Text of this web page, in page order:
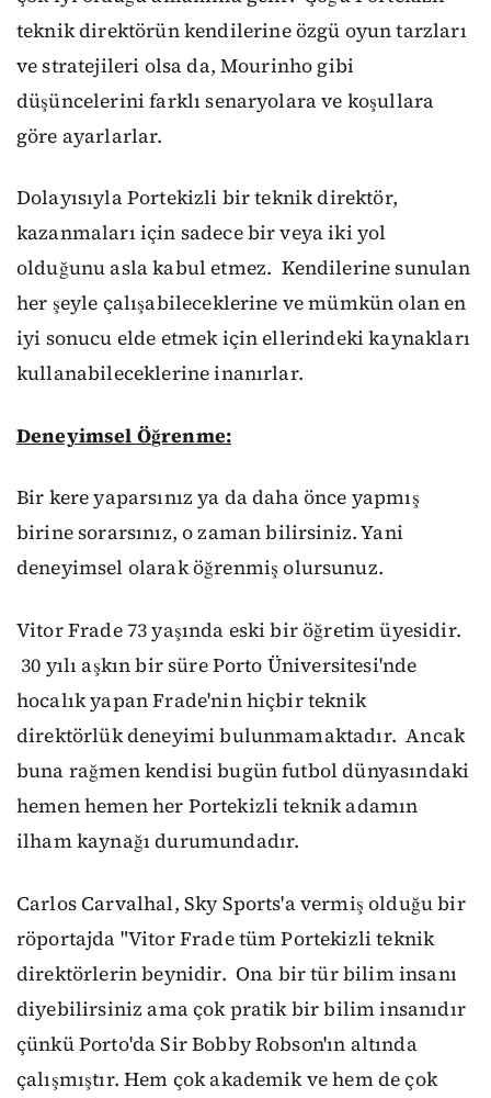
teknik direktörünkendilerine özgü oyun tarzları
ve stratejileri olsa da, Mourinho gibi
düşüncelerini farklı senaryolara ve koşullara
göre ayarlarlar.
Dolayısıyla Portekizli birteknik direktör,
kazanmaları için sadece bir veya iki yol
olduğunu asla kabul etmez. Kendilerine sunulan
her şeyle çalışabileceklerine ve mümkün olan en
iyi sonucu elde etmek için ellerindeki kaynakları
kullanabileceklerine inanırlar.
Deneyimsel Öğrenme:
Bir kere yaparsınız ya da daha önce yapmış
birine sorarsınız,o zaman bilirsiniz. Yani
deneyimsel olaraköğrenmiş olursunuz.
Vitor Frade 73 yaşında eski bir öğretim üyesidir.
30 yılı aşkın bir süre Porto Üniversitesi'nde
hocalık yapan Frade'ninhiçbir teknik
direktörlük deneyimi bulunmamaktadır. Ancak
buna rağmen kendisi bugün futbol dünyasındaki
hemen hemen her Portekizli teknik adamın
ilham kaynağı durumundadır.
Carlos Carvalhal, Sky Sports'avermiş olduğu bir
röportajda "Vitor Fradetüm Portekizli teknik
direktörlerinbeynidir.Ona bir tür bilim insanı
diyebilirsiniz ama çok pratik bir bilim insanıdır
çünkü Porto'da Sir Bobby Robson'ın altında
çalışmıştır. Hem çok akademik vehem de çok